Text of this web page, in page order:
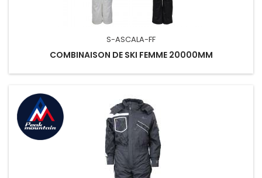
S-ASCALA-FF
COMBINAISON DE SKI FEMME 20000MM